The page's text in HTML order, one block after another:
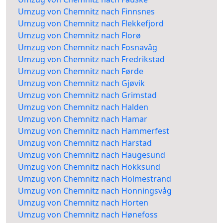
Umzug von Chemnitz nach Finnsnes
Umzug von Chemnitz nach Flekkefjord
Umzug von Chemnitz nach Florø
Umzug von Chemnitz nach Fosnavåg
Umzug von Chemnitz nach Fredrikstad
Umzug von Chemnitz nach Førde
Umzug von Chemnitz nach Gjøvik
Umzug von Chemnitz nach Grimstad
Umzug von Chemnitz nach Halden
Umzug von Chemnitz nach Hamar
Umzug von Chemnitz nach Hammerfest
Umzug von Chemnitz nach Harstad
Umzug von Chemnitz nach Haugesund
Umzug von Chemnitz nach Hokksund
Umzug von Chemnitz nach Holmestrand
Umzug von Chemnitz nach Honningsvåg
Umzug von Chemnitz nach Horten
Umzug von Chemnitz nach Hønefoss